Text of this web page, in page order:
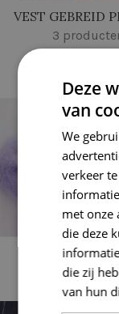
VEST GEBREID
3
TRUI GEBREID
6
Deze
van
We
verkeer
met onze
die deze
die zij
van hun